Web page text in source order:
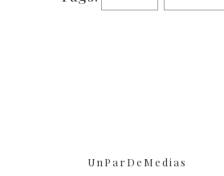
UnParDeMedias